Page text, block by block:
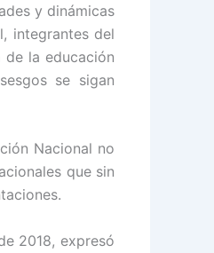
y dinámicas
integrantes del
de la educación
se sigan
Nacional no
que sin
2018, expresó